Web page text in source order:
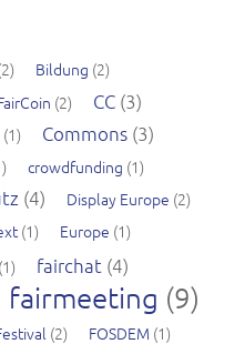
Bildung (2)
(2) CC (3)
(1) Commons (3)
crowdfunding (1)
(4) Display Europe (2)
(1) Europe (1)
(1) fairchat (4)
fairmeeting (9)
(2) FOSDEM (1)